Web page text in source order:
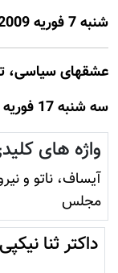
شنبه 7 فوريه 2009, نويسنده: رزاق مأمون
عشقهای سیاسی،
سه شنبه 17 فوريه 2009, نويسنده: محمد داود دادرس
واژه های
آيساف، ناتو و
مجلس
داکتر ثنا نیکپی